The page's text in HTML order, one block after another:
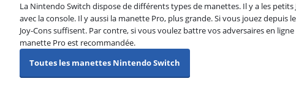
La Nintendo Switch dispose de différents types de manettes. Il y a les petits
avec la console. Il y aussi la manette Pro, plus grande. Si vous jouez depuis
Joy-Cons suffisent. Par contre, si vous voulez battre vos adversaires en
manette Pro est recommandée.
Toutes les manettes Nintendo Switch